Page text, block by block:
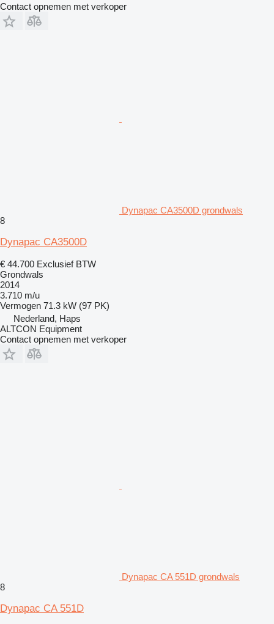
Contact opnemen met verkoper
Dynapac CA3500D grondwals
8
Dynapac CA3500D
€ 44.700 Exclusief BTW
Grondwals
2014
3.710 m/u
Vermogen 71.3 kW (97 PK)
Nederland, Haps
ALTCON Equipment
Contact opnemen met verkoper
Dynapac CA 551D grondwals
8
Dynapac CA 551D